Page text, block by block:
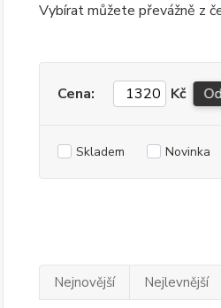
Vybírat můžete převážně z
Cena: Kč Od
Skladem Novinka
Nejnovější Nejlevnější